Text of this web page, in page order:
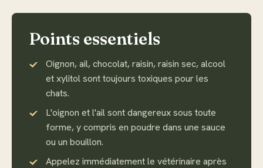
Points essentiels
Oignon, ail, chocolat, raisin, raisin sec, alcool
et xylitol sont toujours toxiques pour les
chats.
L'oignon et l'ail sont dangereux sous toute
forme, y compris en poudre dans une sauce
ou un bouillon.
Appelez immédiatement le vétérinaire après